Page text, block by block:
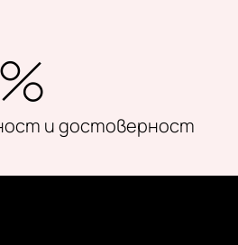
%
и достоверност